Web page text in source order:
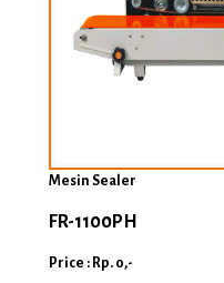
Mesin Sealer
FR-1100PH
Price : Rp. 0,-